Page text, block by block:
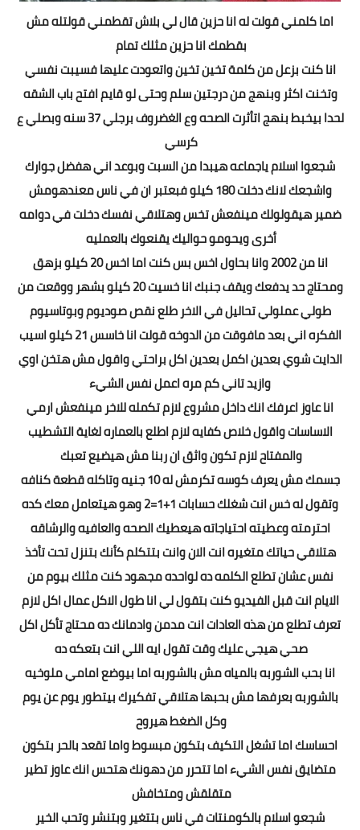
اما كلمني قولت له انا حزين قال لي بلاش تقطمني قولتله مش
بقطمك انا حزين مثلك تمام
انا كنت بزعل من كلمة تخين تخين واتعودت عليها فسيبت نفسي
وتخنت اكثر وبنهج من درجتين سلم وحتى لو قايم افتح باب الشقه
لحدا بيخبط بنهج اتأثرت الصحه وع الغضروف برجلي 37 سنه وبصلي ع
كرسي
شجعوا اسلام ياجماعه هيبدا من السبت وبوعد اني هفضل جوارك
واشجعك لانك دخلت 180 كيلو فبعتبر ان في ناس معندهومش
ضمير هيقولولك مينفعش تخس وهتلاقي نفسك دخلت في دوامه
أخرى ويحومو حواليك يقنعوك بالعمليه
انا من 2002 وانا بحاول اخس بس كنت اما اخس 20 كيلو بزهق
ومحتاج حد يدفعك ويقف جنبك انا خسيت 20 كيلو بشهر ووقعت من
طولي عملولي تحاليل في الاخر طلع نقص صوديوم وبوتاسيوم
الفكره اني بعد مافوقت من الدوخه قولت انا خاسس 21 كيلو اسيب
الدايت شوي بعدين اكمل بعدين اكل براحتي واقول مش هتخن اوي
وازيد تاني كم مره اعمل نفس الشيء
انا عاوز اعرفك انك داخل مشروع لازم تكمله للاخر مينفعش ارمي
الاساسات واقول خلاص كفايه لازم اطلع بالعماره لغاية التشطيب
والمفتاح لازم تكون واثق ان ربنا مش هيضيع تعبك
جسمك مش يعرف كوسه تكرمش له 10 جنيه وتاكله قطعة كنافه
وتقول له خس انت شغلك حسابات 1+1=2 وهو هيتعامل معك كده
احترمته وعطيته احتياجاته هيعطيك الصحه والعافيه والرشاقه
هتلاقي حياتك متغيره انت الان وانت بتتكلم كأنك بتنزل تحت تأخذ
نفس عشان تطلع الكلمه ده لواحده مجهود كنت مثلك بيوم من
الايام انت قبل الفيديو كنت بتقول لي انا طول الاكل عمال اكل لازم
تعرف تطلع من هذه العادات انت مدمن وادمانك ده محتاج تأكل اكل
صحي هيجي عليك وقت تقول ايه اللي انت بتعكه ده
انا بحب الشوربه بالمياه مش بالشوربه اما بيوضع امامي ملوخيه
بالشوربه بعرفها مش بحبها هتلاقي تفكيرك بيتطور يوم عن يوم
وكل الضغط هيروح
احساسك اما تشغل التكيف بتكون مبسوط واما تقعد بالحر بتكون
متضايق نفس الشيء اما تتحرر من دهونك هتحس انك عاوز تطير
متقلقش ومتخافش
شجعو اسلام بالكومنتات في ناس بتتغير وبتنشر وتحب الخير